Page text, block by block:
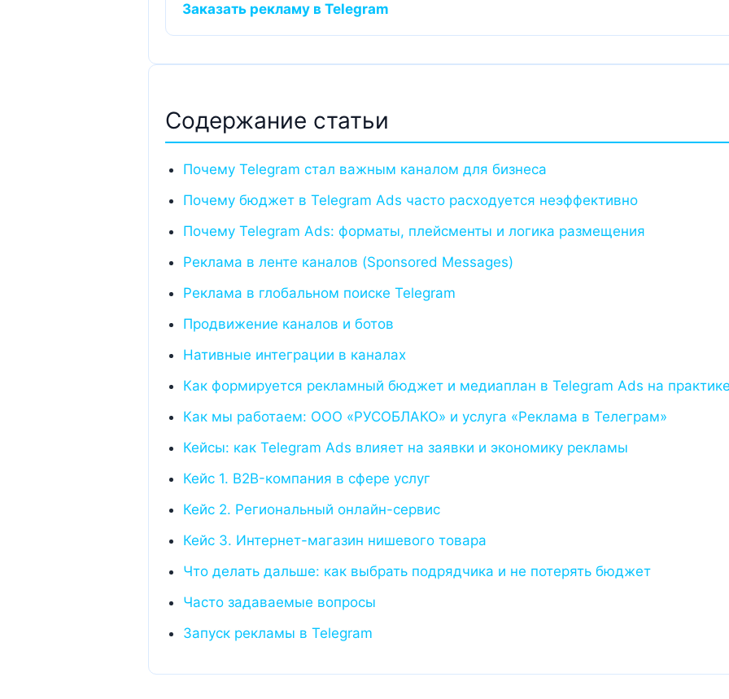
Заказать рекламу в Telegram
Содержание статьи
Почему Telegram стал важным каналом для бизнеса
Почему бюджет в Telegram Ads часто расходуется неэффективно
Почему Telegram Ads: форматы, плейсменты и логика размещения
Реклама в ленте каналов (Sponsored Messages)
Реклама в глобальном поиске Telegram
Продвижение каналов и ботов
Нативные интеграции в каналах
Как формируется рекламный бюджет и медиаплан в Telegram Ads на
Как мы работаем: ООО «РУСОБЛАКО» и услуга «Реклама в Телеграм»
Кейсы: как Telegram Ads влияет на заявки и экономику рекламы
Кейс 1. B2B-компания в сфере услуг
Кейс 2. Региональный онлайн-сервис
Кейс 3. Интернет-магазин нишевого товара
Что делать дальше: как выбрать подрядчика и не потерять бюджет
Часто задаваемые вопросы
Запуск рекламы в Telegram